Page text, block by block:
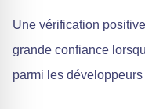
Une vérification
grande confiance
parmi les